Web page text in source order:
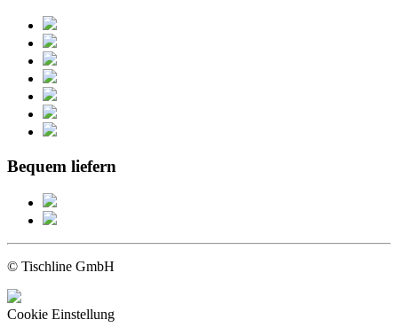
Bequem liefern
© Tischline GmbH
Cookie Einstellung